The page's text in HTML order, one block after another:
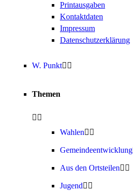
Printausgaben
Kontaktdaten
Impressum
Datenschutzerklärung
W. Punkt
Themen
Wahlen
Gemeindeentwicklung
Aus den Ortsteilen
Jugend